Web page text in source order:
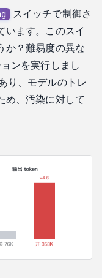
スイッチで制御さ
います。このスイ
か？難易度の異な
ンを実行しまし
り、モデルのトレ
め、汚染に対して